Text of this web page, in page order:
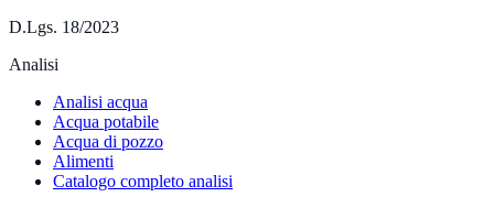
D.Lgs. 18/2023
Analisi
Analisi acqua
Acqua potabile
Acqua di pozzo
Alimenti
Catalogo completo analisi